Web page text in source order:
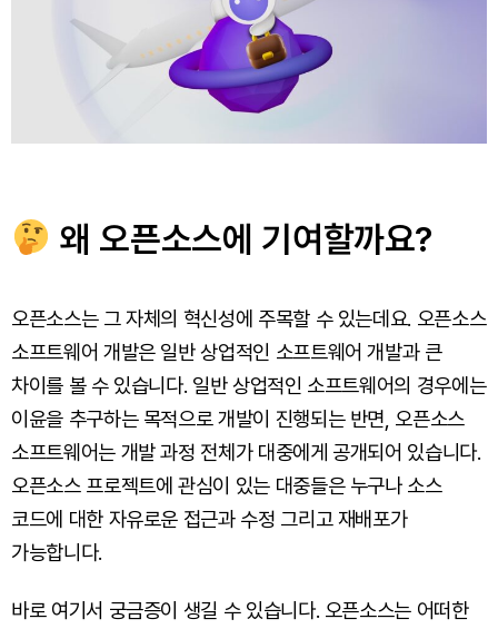
왜 오픈소스에 기여할까요?
오픈소스는 그 자체의 혁신성에 주목할 수 있는데요. 오픈소스
소프트웨어 개발은 일반 상업적인 소프트웨어 개발과 큰
차이를 볼 수 있습니다. 일반 상업적인 소프트웨어의 경우에는
이윤을 추구하는 목적으로 개발이 진행되는 반면, 오픈소스
소프트웨어는 개발 과정 전체가 대중에게 공개되어 있습니다.
오픈소스 프로젝트에 관심이 있는 대중들은 누구나 소스
코드에 대한 자유로운 접근과 수정 그리고 재배포가
가능합니다.
바로 여기서 궁금증이 생길 수 있습니다. 오픈소스는 어떠한